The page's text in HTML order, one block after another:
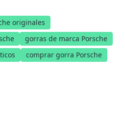
originales
gorras de marca Porsche
comprar gorra Porsche